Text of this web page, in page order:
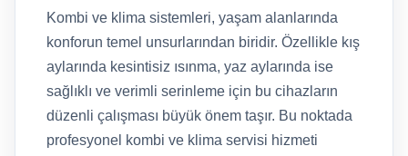
Kombi ve klima sistemleri, yaşam alanlarında
konforun temel unsurlarından biridir. Özellikle kış
aylarında kesintisiz ısınma, yaz aylarında ise
sağlıklı ve verimli serinleme için bu cihazların
düzenli çalışması büyük önem taşır. Bu noktada
profesyonel kombi ve klima servisi hizmeti